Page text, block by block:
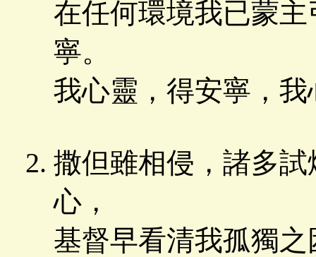
在任何環境我已蒙
寧。
我心靈，得安寧，
撒但雖相侵，諸多
心，
基督早看清我孤獨